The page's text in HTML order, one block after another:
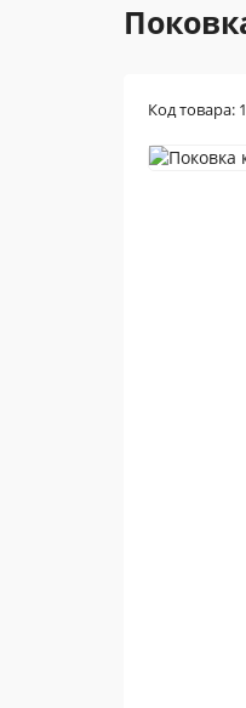
Код товара: